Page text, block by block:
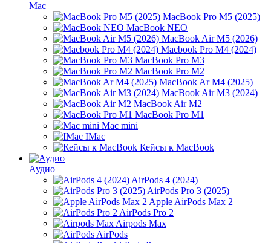
Mac
MacBook Pro M5 (2025)
MacBook NEO
MacBook Air M5 (2026)
Macbook Pro M4 (2024)
MacBook Pro M3
MacBook Pro M2
MacBook Ar M4 (2025)
MacBook Air M3 (2024)
MacBook Air M2
MacBook Pro M1
Mac mini
IMac
Кейсы к MacBook
Аудио
AirPods 4 (2024)
AirPods Pro 3 (2025)
Apple AirPods Max 2
AirPods Pro 2
Airpods Max
AirPods